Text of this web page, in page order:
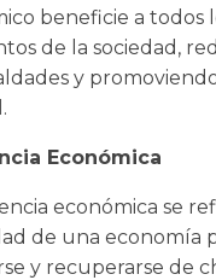
beneficie a todos
de la sociedad,
y
Económica
económica se
de una economía
y recuperarse de